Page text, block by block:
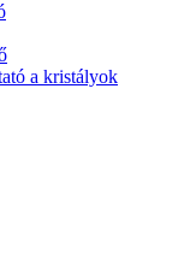
a kristályok